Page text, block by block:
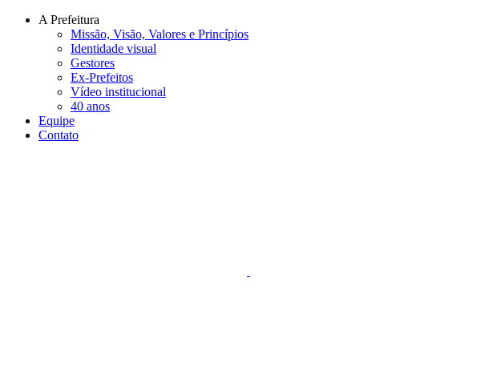
Conteúdo principal
A Prefeitura
Missão, Visão, Valores e Princípios
Identidade visual
Gestores
Ex-Prefeitos
Vídeo institucional
40 anos
Equipe
Contato